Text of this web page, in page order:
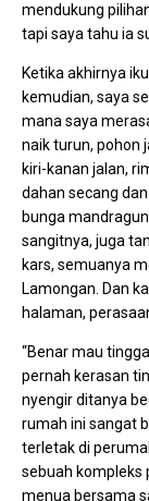
mendukung
tapi saya tahu ia
Ketika akhirnya
kemudian, saya
mana saya
naik turun, pohon
kiri-kanan jalan,
dahan secang
bunga
sangitnya, juga
kars, semuanya
Lamongan. Dan
halaman,
“Benar mau
pernah kerasan
nyengir ditanya
rumah ini sangat
terletak di
sebuah kompleks
menua bersama